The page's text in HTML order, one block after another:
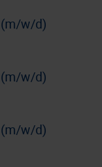
w/d)
w/d)
w/d)